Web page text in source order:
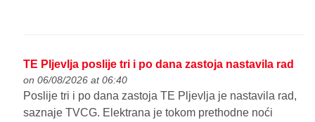
TE Pljevlja poslije tri i po dana zastoja nastavila rad
on 06/08/2026 at 06:40
Poslije tri i po dana zastoja TE Pljevlja je nastavila rad,
saznaje TVCG. Elektrana je tokom prethodne noći